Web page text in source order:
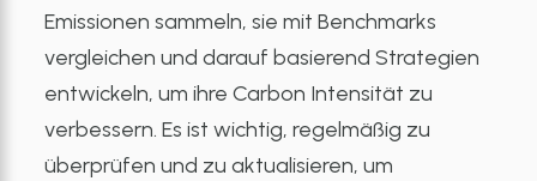
Emissionen sammeln, sie mit Benchmarks
vergleichen und darauf basierend Strategien
entwickeln, um ihre Carbon Intensität zu
verbessern. Es ist wichtig, regelmäßig zu
überprüfen und zu aktualisieren, um